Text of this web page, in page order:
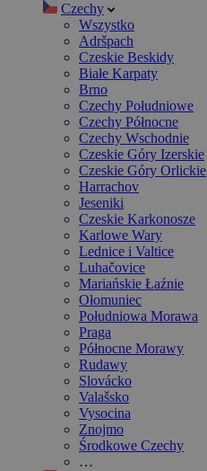
Czechy
Wszystko
Adršpach
Czeskie Beskidy
Białe Karpaty
Brno
Czechy Południowe
Czechy Północne
Czechy Wschodnie
Czeskie Góry Izerskie
Czeskie Góry Orlickie
Harrachov
Jeseniki
Czeskie Karkonosze
Karlowe Wary
Lednice i Valtice
Luhačovice
Mariańskie Łaźnie
Ołomuniec
Południowa Morawa
Praga
Północne Morawy
Rudawy
Slovácko
Valašsko
Vysocina
Znojmo
Środkowe Czechy
…